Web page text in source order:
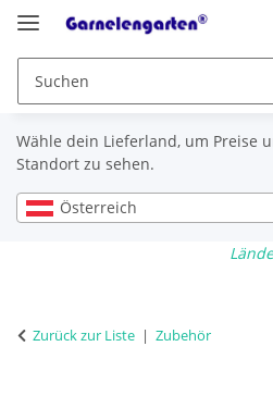
Wähle dein Lieferland, um Preise
Standort zu sehen.
Österreich
Zurück zur Liste Zubehör